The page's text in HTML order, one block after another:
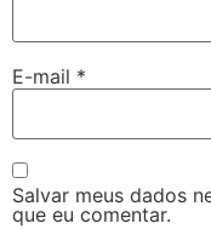
E-mail *
Salvar meus dados
que eu comentar.